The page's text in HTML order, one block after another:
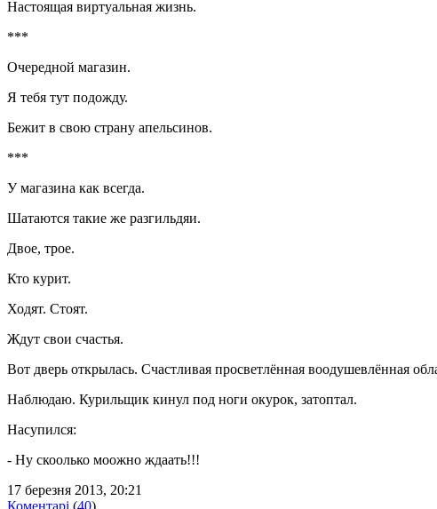
Настоящая виртуальная жизнь.
***
Очередной магазин.
Я тебя тут подожду.
Бежит в свою страну апельсинов.
***
У магазина как всегда.
Шатаются такие же разгильдяи.
Двое, трое.
Кто курит.
Ходят. Стоят.
Ждут свои счастья.
Вот дверь открылась. Счастливая просветлённая воодушевлённая
Наблюдаю. Курильщик кинул под ноги окурок, затоптал.
Насупился:
- Ну скоолько моожно ждаать!!!
17 березня 2013, 20:21
Коментарі (40)